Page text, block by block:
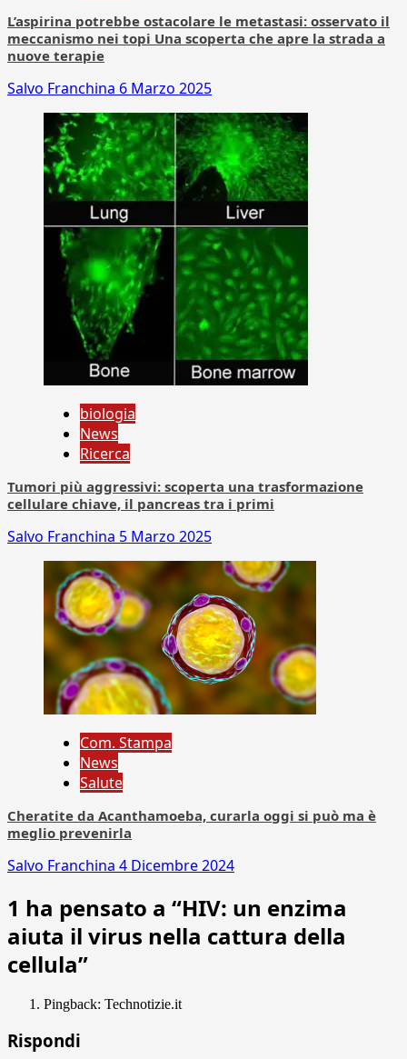
L’aspirina potrebbe ostacolare le metastasi: osservato il
meccanismo nei topi Una scoperta che apre la strada a
nuove terapie
Salvo Franchina 6 Marzo 2025
biologia
News
Ricerca
Tumori più aggressivi: scoperta una trasformazione
cellulare chiave, il pancreas tra i primi
Salvo Franchina 5 Marzo 2025
Com. Stampa
News
Salute
Cheratite da Acanthamoeba, curarla oggi si può ma è
meglio prevenirla
Salvo Franchina 4 Dicembre 2024
1 ha pensato a “HIV: un enzima
aiuta il virus nella cattura della
cellula”
Pingback: Technotizie.it
Rispondi